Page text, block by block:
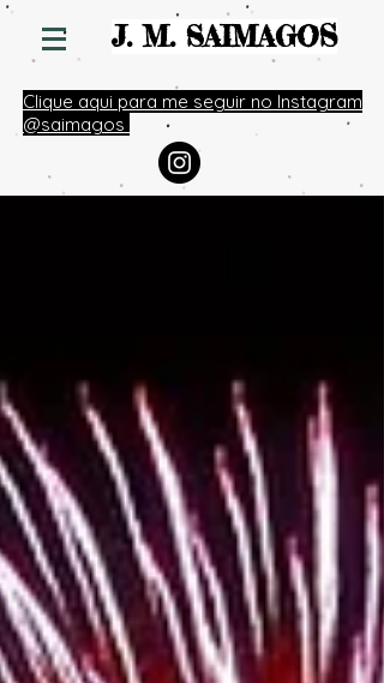
J. M. SAIMAGOS
Clique aqui para me seguir no Instagram
@saimagos